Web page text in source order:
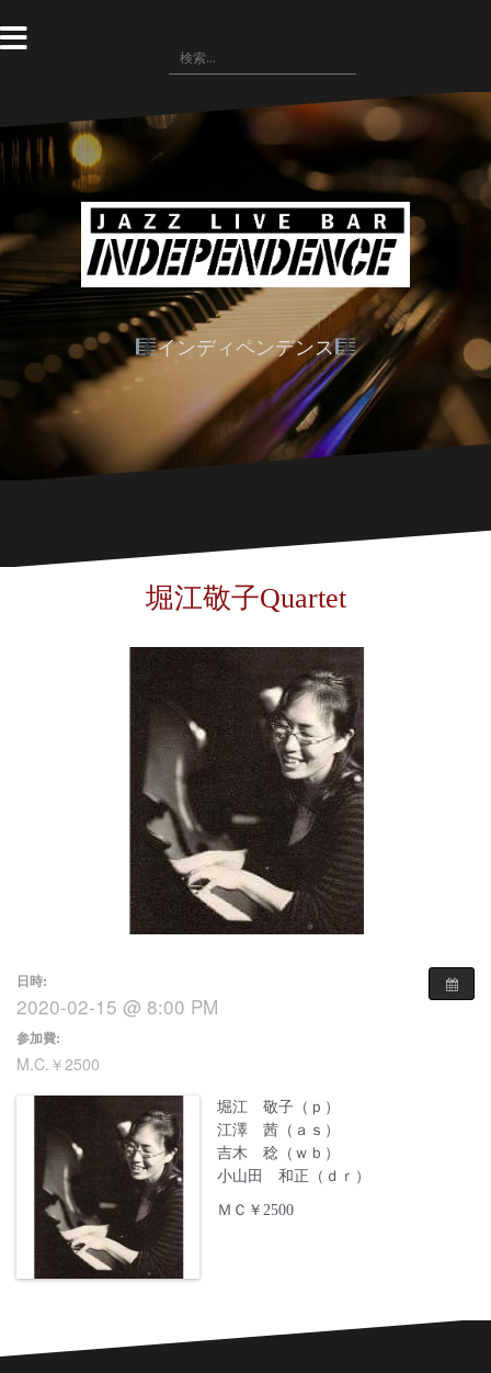
ン
テ
へ
ス
検
索:
インディペンデンス
堀江敬子Quartet
日時:
2020-02-15 @ 8:00 PM
参加費:
M.C.￥2500
堀江 敬子（ｐ）
江澤 茜（ａｓ）
吉木 稔（ｗｂ）
小山田 和正（ｄｒ）
ＭＣ￥2500